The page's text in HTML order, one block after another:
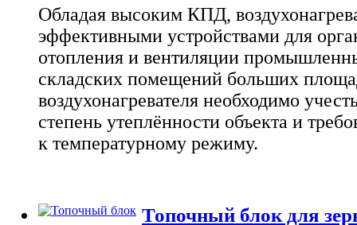
Обладая высоким КПД,
эффективными устройствами для
отопления и вентиляции
складских помещений больших
воздухонагревателя необходимо
степень утеплённости объекта и
к температурному режиму.
Топочный блок для